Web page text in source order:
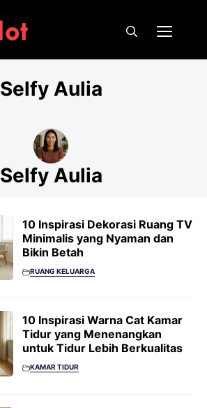
Selfy Aulia
Selfy Aulia
10 Inspirasi Dekorasi Ruang TV
Minimalis yang Nyaman dan
Bikin Betah
RUANG KELUARGA
10 Inspirasi Warna Cat Kamar
Tidur yang Menenangkan
untuk Tidur Lebih Berkualitas
KAMAR TIDUR